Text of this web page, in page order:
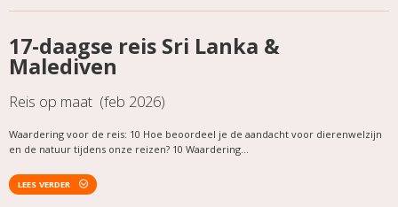
17-daagse reis Sri Lanka &
Malediven
Reis op maat (feb 2026)
Waardering voor de reis: 10 Hoe beoordeel je de aandacht voor dierenwelzijn
en de natuur tijdens onze reizen? 10 Waardering...
LEES VERDER